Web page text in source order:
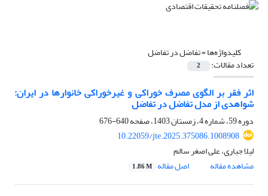
کلیدواژه‌ها =تفاضل در تفاضل
تعداد مقالات: 2
اثر فقر بر الگوی مصرف خوراکی و غیرخوراکی خانوارها در ایران:
شواهدی از مدل تفاضل در تفاضل
دوره 59، شماره 4، زمستان 1403، صفحه
640-676
10.22059/jte.2025.375086.1008908
لیلا جباری، علی اصغر سالم
مشاهده مقاله
اصل مقاله 1.86 M